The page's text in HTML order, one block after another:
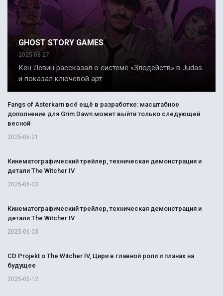
GHOST STORY GAMES
2025-08-27
Кен Левин рассказал о системе «Злодейств» в Judas
и показал ключевой арт
Fangs of Asterkarn всё ещё в разработке: масштабное
дополнение для Grim Dawn может выйти только следующей
весной
2025-06-21
Кинематографический трейлер, техническая демонстрация и
детали The Witcher IV
2025-06-03
Кинематографический трейлер, техническая демонстрация и
детали The Witcher IV
2025-06-03
CD Projekt о The Witcher IV, Цири в главной роли и планах на
будущее
2025-05-12